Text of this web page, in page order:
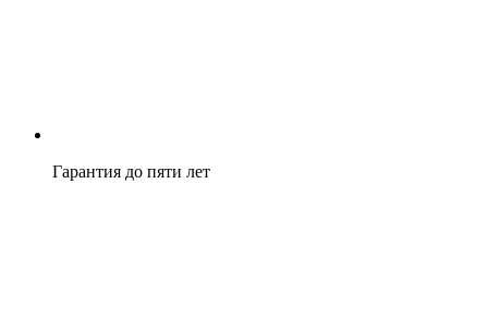
Гарантия до пяти лет